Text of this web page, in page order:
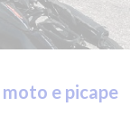
e picape